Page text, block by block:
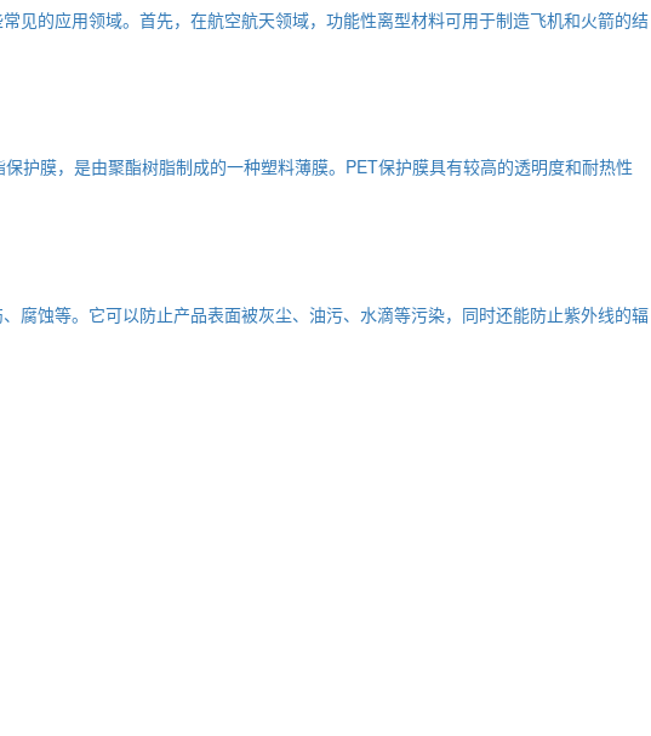
见的应用领域。首先，在航空航天领域，功能性离型材料可用于制造飞机和火箭的结
护膜，是由聚酯树脂制成的一种塑料薄膜。PET保护膜具有较高的透明度和耐热性
腐蚀等。它可以防止产品表面被灰尘、油污、水滴等污染，同时还能防止紫外线的辐